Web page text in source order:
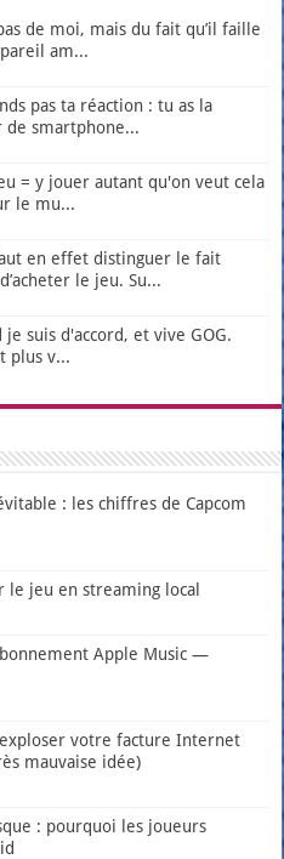
de moi, mais du fait qu’il faille
am...
pas ta réaction : tu as la
de smartphone...
= y jouer autant qu'on veut cela
le mu...
en effet distinguer le fait
le jeu. Su...
suis d'accord, et vive GOG.
plus v...
: les chiffres de Capcom
jeu en streaming local
Apple Music —
votre facture Internet
mauvaise idée)
: pourquoi les joueurs